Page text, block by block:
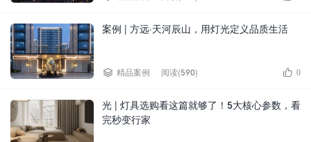
案例 | 方远·天河辰山，用灯光定义品质生活
 精品案例 阅读(590)  0
光 | 灯具选购看这篇就够了！5大核心参数，看
完秒变行家